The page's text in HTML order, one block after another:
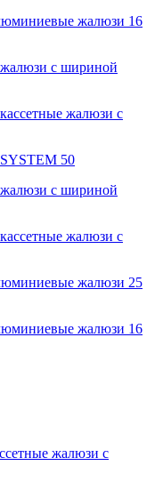
жалюзи 16
с шириной
жалюзи с
50
с шириной
жалюзи с
жалюзи 25
жалюзи 16
жалюзи с